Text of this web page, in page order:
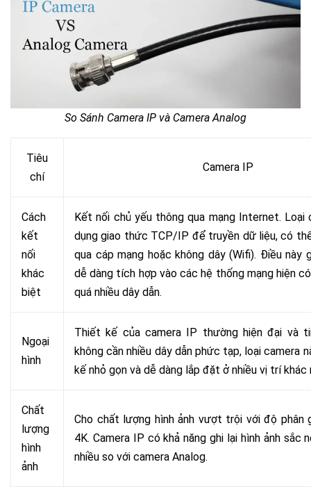
So Sánh Camera IP và Camera Analog
Tiêu
chí
Camera IP
Cách
kết
nối
khác
biệt
Kết nối chủ yếu thông qua mạng Internet. Loại
dụng giao thức TCP/IP để truyền dữ liệu, có
qua cáp mạng hoặc không dây (Wifi). Điều này
dễ dàng tích hợp vào các hệ thống mạng hiện
quá nhiều dây dẫn.
Ngoại
hình
Thiết kế của camera IP thường hiện đại và
không cần nhiều dây dẫn phức tạp, loại camera
kế nhỏ gọn và dễ dàng lắp đặt ở nhiều vị trí khác
Chất
lượng
hình
ảnh
Cho chất lượng hình ảnh vượt trội với độ phân
4K. Camera IP có khả năng ghi lại hình ảnh sắc
nhiều so với camera Analog.